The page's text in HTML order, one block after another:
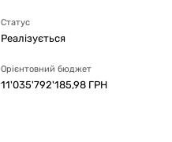
Статус
Реалізується
Орієнтовний бюджет
11'035'792'185,98 ГРН